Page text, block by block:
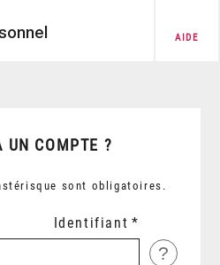
AIDE
UN COMPTE ?
sont obligatoires.
Identifiant
?